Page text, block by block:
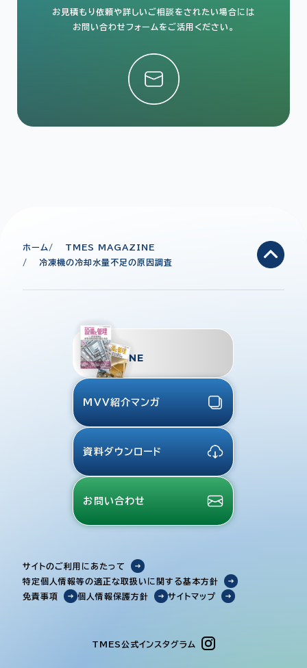
お見積もり依頼や詳しいご相談をされたい場合には
お問い合わせフォームをご活用ください。
ホーム
TMES MAGAZINE
冷凍機の冷却水量不足の原因調査
TMES
MAGAZINE
MVV紹介マンガ
資料ダウンロード
お問い合わせ
サイトのご利用にあたって
特定個人情報等の適正な取扱いに関する基本方針
免責事項
個人情報保護方針 サイトマップ
TMES公式インスタグラム